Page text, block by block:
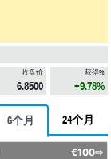
收盘价
6.8500
获得%
+9.78%
6个月 24个月
€100⇨